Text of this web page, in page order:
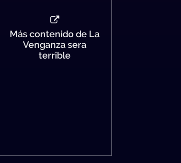
Más contenido de La
Venganza sera
terrible